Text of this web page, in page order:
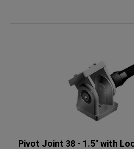
Pivot Joint 38 - 1.5" with